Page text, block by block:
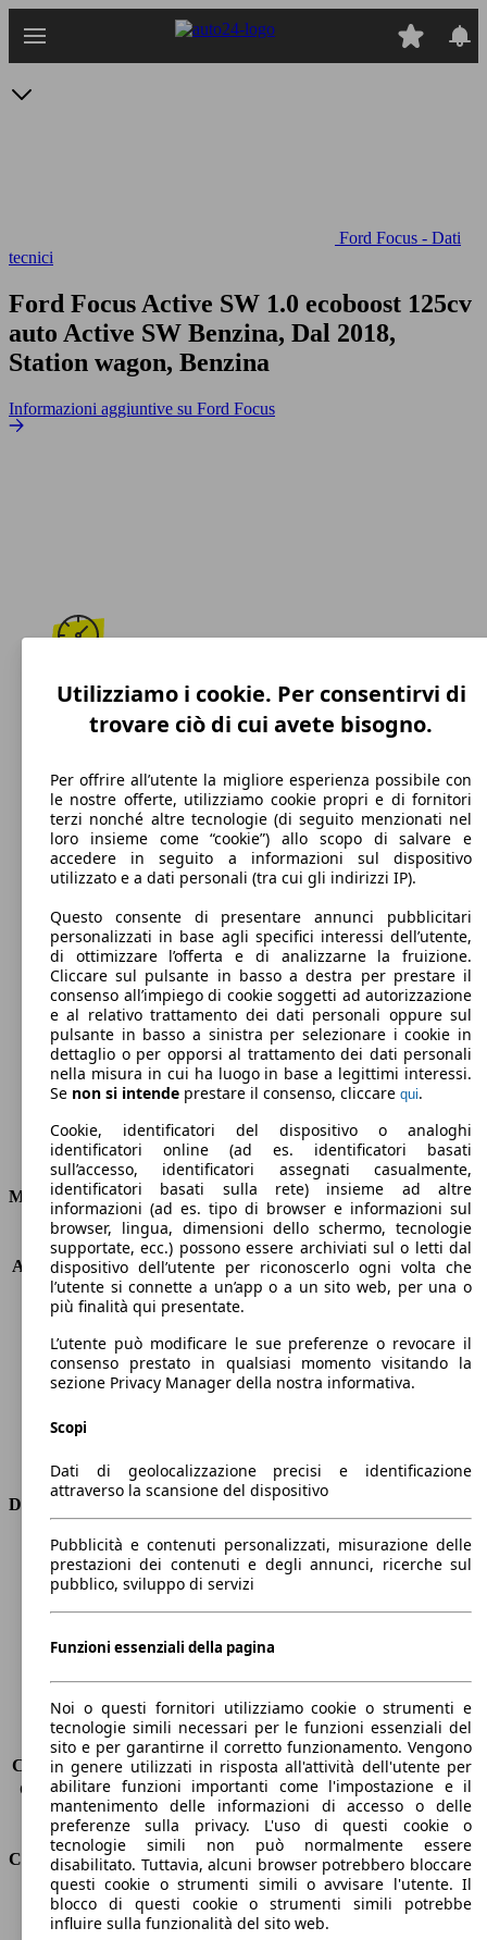
Ford Focus - Dati
tecnici
Ford Focus Active SW 1.0 ecoboost 125cv
auto Active SW Benzina, Dal 2018,
Station wagon, Benzina
Informazioni aggiuntive su Ford Focus
189 km/h
Velocità massima
Benzina
Carburante
117 g/km
Emissioni di CO2 (combinato)*
Consumi
Motore e Prestazioni
KW (PS)
92 kW (125 PS)
Accelerazione (0-100 km/h)
12.0s
Velocità massima (km/h)
189 km/h
Numero di marce
8
Coppia
170 nm
Cilindrata
999 ccm
Carburante
Benzina
Trasmissione
Dimensioni
Lunghezza
4690 mm
Altezza
1530 mm
Larghezza
Peso massimo
1970 kg
Sedili
5
Carico sul tetto
-
Capacità di traino (senza freni) -
Capacità di traino (con freni)
1300 kg
Volume del bagagliaio
608 - 1653 l
Consumi
Emissioni di CO2*
117 g/km (komb.)
Consumo (urbano)
7.3 l/100km
Utilizziamo i cookie. Per consentirvi di
trovare ciò di cui avete bisogno.
Per offrire all’utente la migliore esperienza possibile con
le nostre offerte, utilizziamo cookie propri e di fornitori
terzi nonché altre tecnologie (di seguito menzionati nel
loro insieme come “cookie”) allo scopo di salvare e
accedere in seguito a informazioni sul dispositivo
utilizzato e a dati personali (tra cui gli indirizzi IP).
Questo consente di presentare annunci pubblicitari
personalizzati in base agli specifici interessi dell’utente,
di ottimizzare l’offerta e di analizzarne la fruizione.
Cliccare sul pulsante in basso a destra per prestare il
consenso all’impiego di cookie soggetti ad autorizzazione
e al relativo trattamento dei dati personali oppure sul
pulsante in basso a sinistra per selezionare i cookie in
dettaglio o per opporsi al trattamento dei dati personali
nella misura in cui ha luogo in base a legittimi interessi.
Se non si intende prestare il consenso, cliccare qui.
Cookie, identificatori del dispositivo o analoghi
identificatori online (ad es. identificatori basati
sull’accesso, identificatori assegnati casualmente,
identificatori basati sulla rete) insieme ad altre
informazioni (ad es. tipo di browser e informazioni sul
browser, lingua, dimensioni dello schermo, tecnologie
supportate, ecc.) possono essere archiviati sul o letti dal
dispositivo dell’utente per riconoscerlo ogni volta che
l’utente si connette a un’app o a un sito web, per una o
più finalità qui presentate.
L’utente può modificare le sue preferenze o revocare il
consenso prestato in qualsiasi momento visitando la
sezione Privacy Manager della nostra informativa.
Scopi
Dati di geolocalizzazione precisi e identificazione
attraverso la scansione del dispositivo
Pubblicità e contenuti personalizzati, misurazione delle
prestazioni dei contenuti e degli annunci, ricerche sul
pubblico, sviluppo di servizi
Funzioni essenziali della pagina
Noi o questi fornitori utilizziamo cookie o strumenti e
tecnologie simili necessari per le funzioni essenziali del
sito e per garantirne il corretto funzionamento. Vengono
in genere utilizzati in risposta all'attività dell'utente per
abilitare funzioni importanti come l'impostazione e il
mantenimento delle informazioni di accesso o delle
preferenze sulla privacy. L'uso di questi cookie o
tecnologie simili non può normalmente essere
disabilitato. Tuttavia, alcuni browser potrebbero bloccare
questi cookie o strumenti simili o avvisare l'utente. Il
blocco di questi cookie o strumenti simili potrebbe
influire sulla funzionalità del sito web.